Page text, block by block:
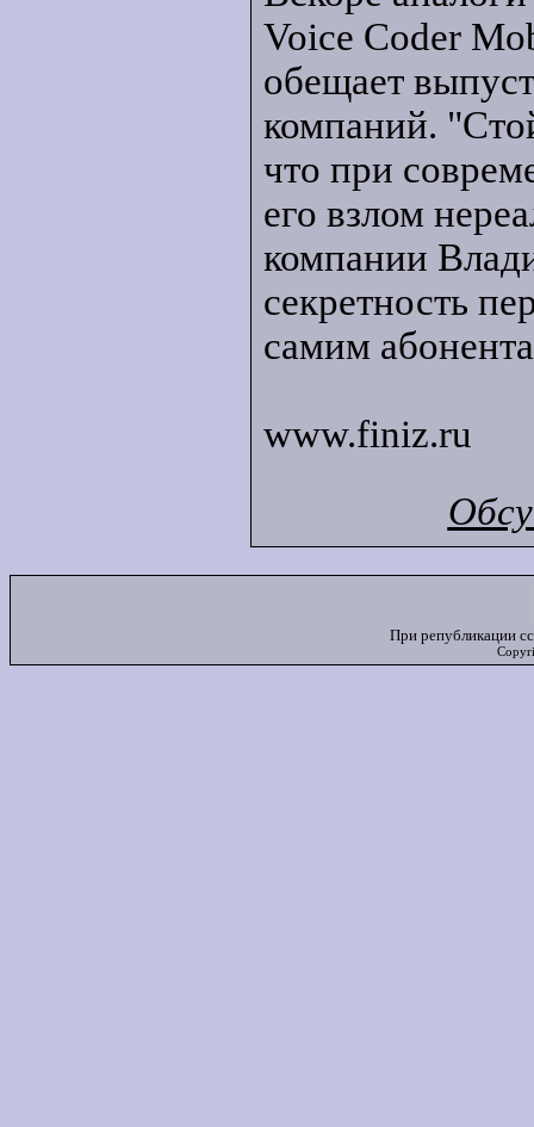
Voice Coder
обещает
компаний.
что при
его взлом
компании
секретность
самим
www.finiz.ru
При републикации